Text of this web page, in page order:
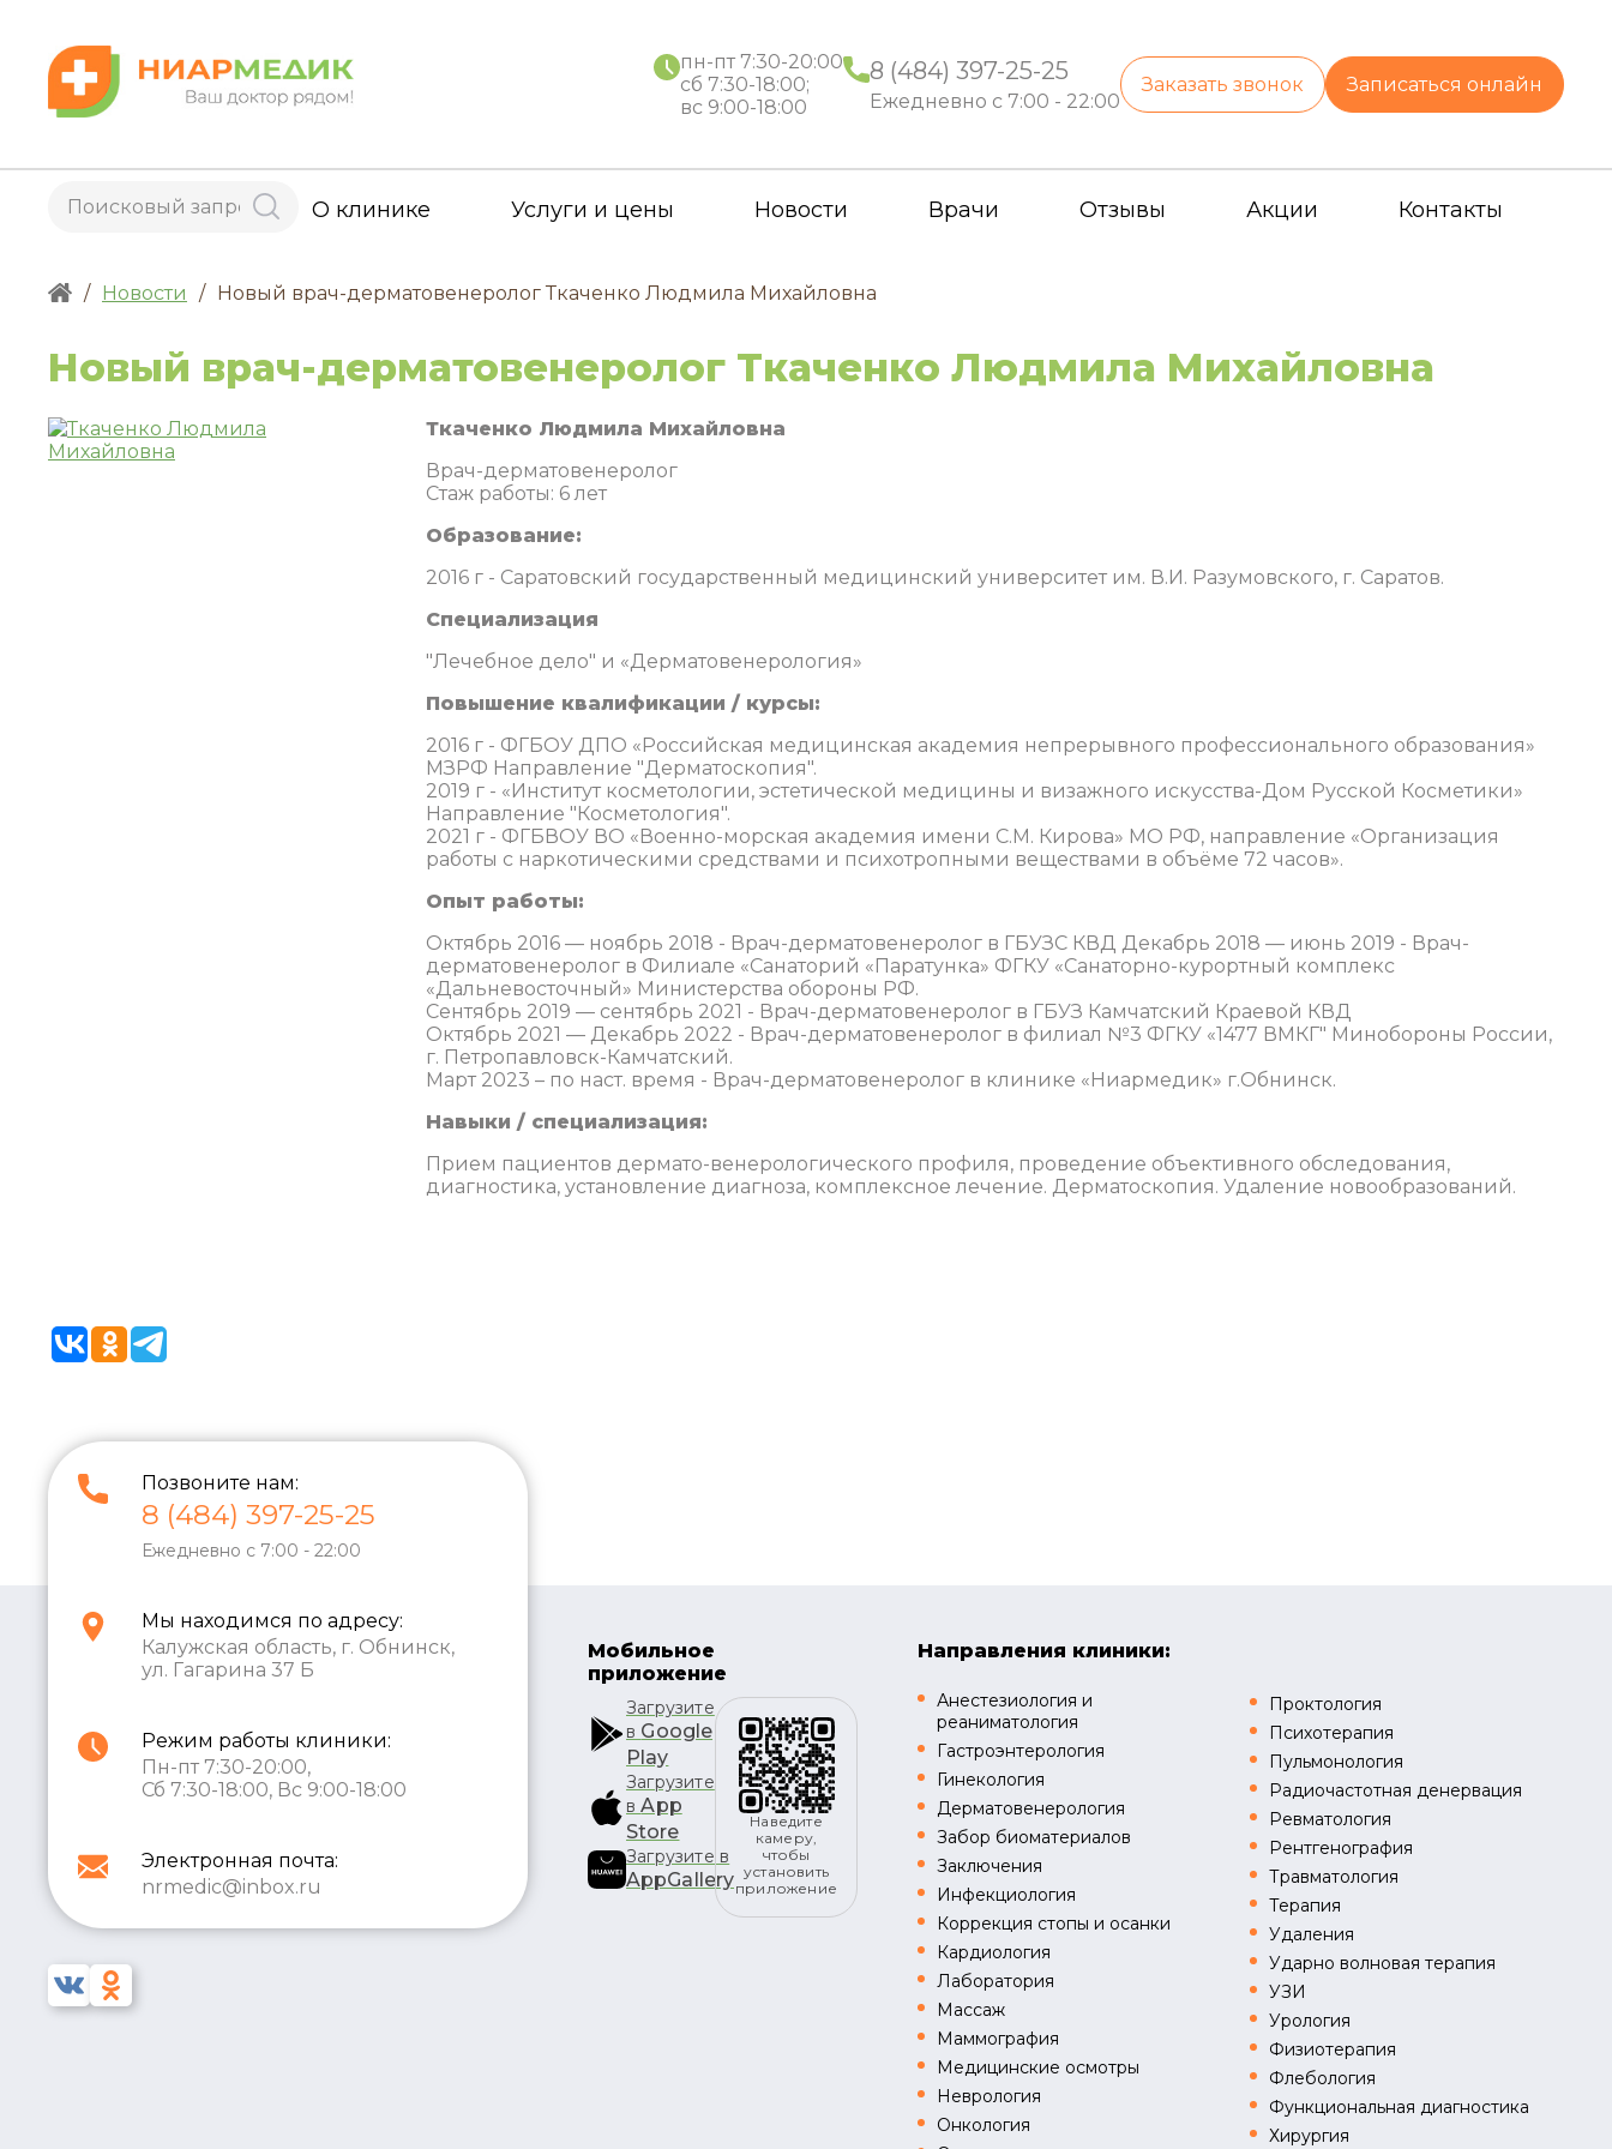
пн-пт 7:30-20:00
сб 7:30-18:00;
вс 9:00-18:00
8 (484) 397-25-25
Ежедневно с 7:00 - 22:00
Заказать звонок Записаться онлайн
О клинике Услуги и цены Новости Врачи Отзывы Акции Контакты
/ Новости / Новый врач-дерматовенеролог Ткаченко Людмила Михайловна
Новый врач-дерматовенеролог Ткаченко Людмила Михайловна
Ткаченко Людмила Михайловна
Врач-дерматовенеролог
Стаж работы: 6 лет
Образование:
2016 г - Саратовский государственный медицинский университет им. В.И. Разумовского, г. Саратов.
Специализация
"Лечебное дело" и «Дерматовенерология»
Повышение квалификации / курсы:
2016 г - ФГБОУ ДПО «Российская медицинская академия непрерывного профессионального образования»
МЗРФ Направление "Дерматоскопия".
2019 г - «Институт косметологии, эстетической медицины и визажного искусства-Дом Русской Косметики»
Направление "Косметология".
2021 г - ФГБВОУ ВО «Военно-морская академия имени С.М. Кирова» МО РФ, направление «Организация
работы с наркотическими средствами и психотропными веществами в объёме 72 часов».
Опыт работы:
Октябрь 2016 — ноябрь 2018 - Врач-дерматовенеролог в ГБУЗС КВД Декабрь 2018 — июнь 2019 - Врач-
дерматовенеролог в Филиале «Санаторий «Паратунка» ФГКУ «Санаторно-курортный комплекс
«Дальневосточный» Министерства обороны РФ.
Сентябрь 2019 — сентябрь 2021 - Врач-дерматовенеролог в ГБУЗ Камчатский Краевой КВД
Октябрь 2021 — Декабрь 2022 - Врач-дерматовенеролог в филиал №3 ФГКУ «1477 ВМКГ" Минобороны России,
г. Петропавловск-Камчатский.
Март 2023 – по наст. время - Врач-дерматовенеролог в клинике «Ниармедик» г.Обнинск.
Навыки / специализация:
Прием пациентов дермато-венерологического профиля, проведение объективного обследования,
диагностика, установление диагноза, комплексное лечение. Дерматоскопия. Удаление новообразований.
Позвоните нам:
8 (484) 397-25-25
Ежедневно с 7:00 - 22:00
Мы находимся по адресу:
Калужская область, г. Обнинск,
ул. Гагарина 37 Б
Режим работы клиники:
Пн-пт 7:30-20:00,
Сб 7:30-18:00, Вс 9:00-18:00
Электронная почта:
nrmedic@inbox.ru
Мобильное
приложение
Загрузите
в Google
Play
Загрузите
вApp
Store
Загрузите в
AppGallery
Наведите
камеру,
чтобы
установить
приложение
Направления клиники:
Анестезиология и
реаниматология
Гастроэнтерология
Гинекология
Дерматовенерология
Забор биоматериалов
Заключения
Инфекциология
Коррекция стопы и осанки
Кардиология
Лаборатория
Массаж
Маммография
Медицинские осмотры
Неврология
Онкология
Проктология
Психотерапия
Пульмонология
Радиочастотная денервация
Ревматология
Рентгенография
Травматология
Терапия
Удаления
Ударно волновая терапия
УЗИ
Урология
Физиотерапия
Флебология
Функциональная диагностика
Хирургия